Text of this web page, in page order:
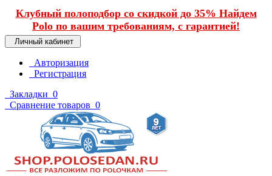
Клубный полоподбор со скидкой до 35% Найдем
Polo по вашим требованиям, с гарантией!
Личный кабинет
Авторизация
Регистрация
Закладки 0
Сравнение товаров 0